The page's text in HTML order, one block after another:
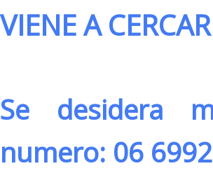
VIENE A
Se desidera
numero: 06